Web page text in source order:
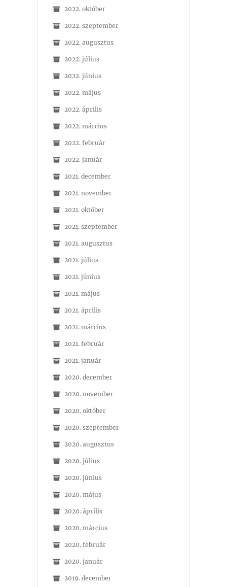
2022. október
2022. szeptember
2022. augusztus
2022. július
2022. június
2022. május
2022. április
2022. március
2022. február
2022. január
2021. december
2021. november
2021. október
2021. szeptember
2021. augusztus
2021. július
2021. június
2021. május
2021. április
2021. március
2021. február
2021. január
2020. december
2020. november
2020. október
2020. szeptember
2020. augusztus
2020. július
2020. június
2020. május
2020. április
2020. március
2020. február
2020. január
2019. december